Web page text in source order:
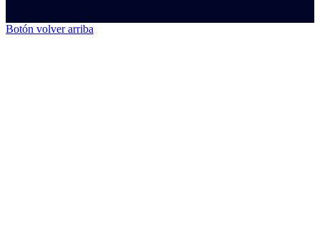
Botón volver arriba